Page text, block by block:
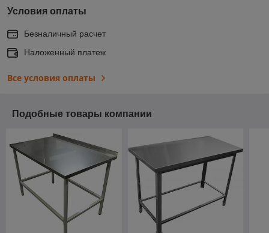
Условия оплаты
Безналичный расчет
Наложенный платеж
Все условия оплаты
Подобные товары компании